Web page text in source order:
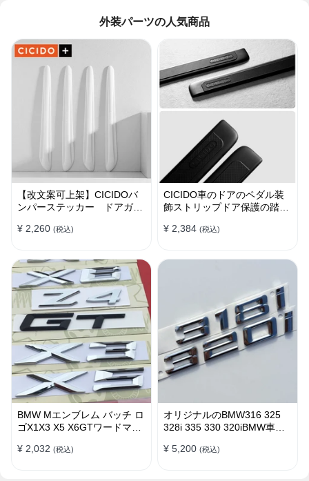
外装パーツの人気商品
【改文案可上架】CICIDOバ
ンパーステッカー ドアガー
スクラッチ シリカゲル
¥ 2,260 (税込)
CICIDO車のドアのペダル装
飾ストリップドア保護の踏み
¥ 2,384 (税込)
BMW Mエンブレム バッチ ロ
ゴX1X3 X5 X6GTワードマー
ラベルBMWリアラベル
¥ 2,032 (税込)
オリジナルのBMW316 325
328i 335 330 320iBMW車の
バッチ ロゴ
¥ 5,200 (税込)